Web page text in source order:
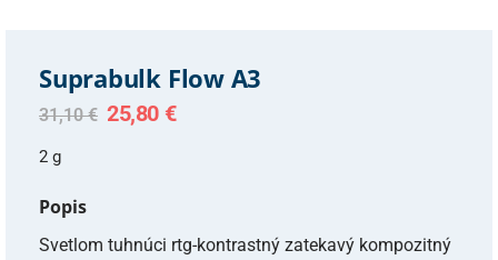
Suprabulk Flow A3
31,10€ Original
price
25,80 €Current
2 g
Popis
Svetlom tuhnúci rtg-kontrastný zatekavý kompozitný